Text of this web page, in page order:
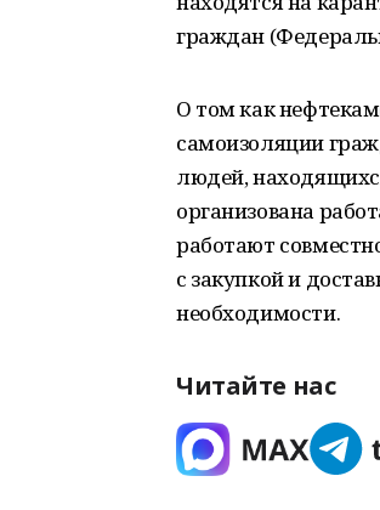
граждан
О том как
самоизоляции
людей,
организована
работают
с закупкой и
необходимости.
Читайте нас